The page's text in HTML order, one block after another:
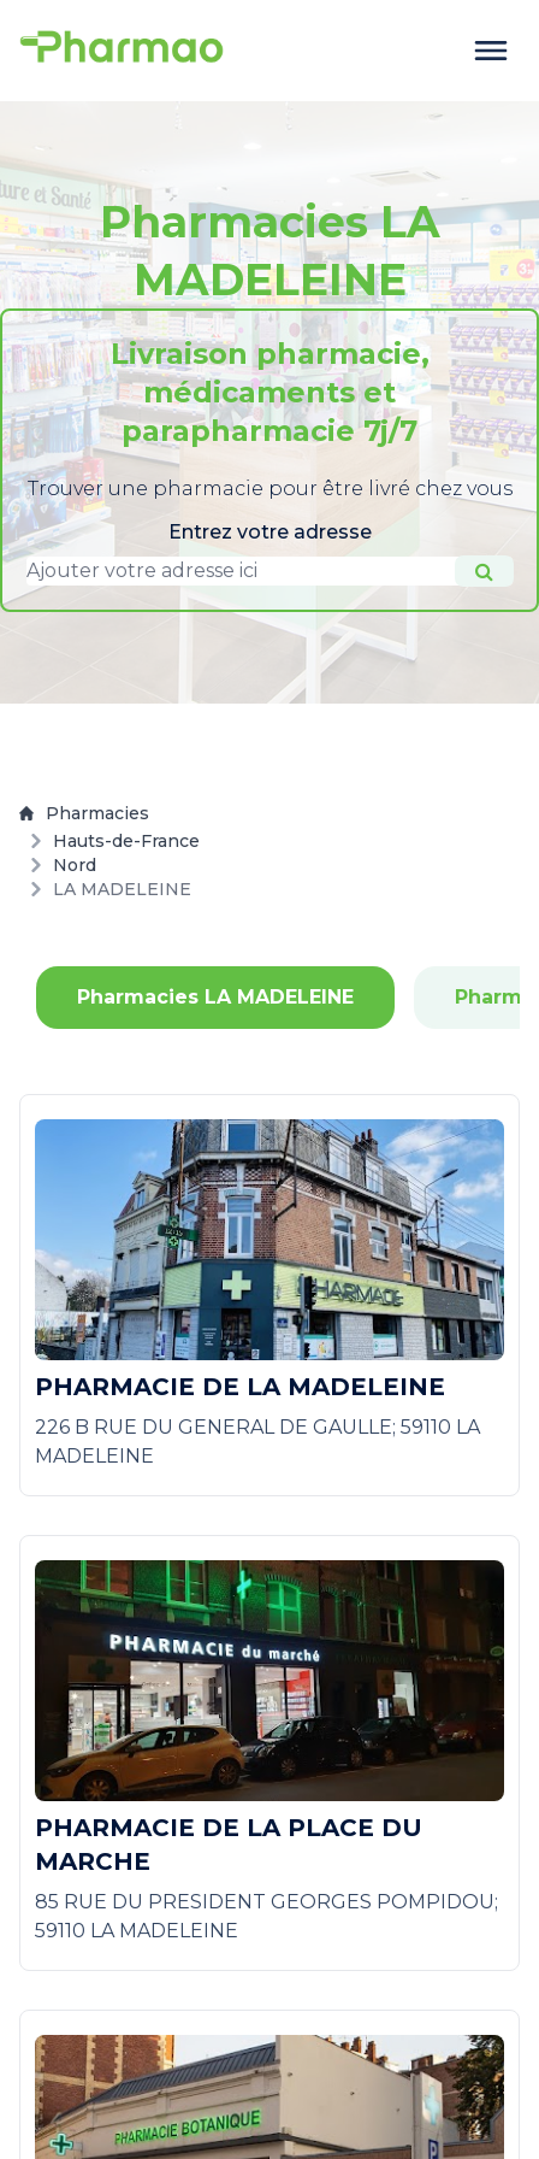
Pharmacies LA
MADELEINE
Livraison pharmacie,
médicaments et
parapharmacie 7j/7
Trouver une pharmacie pour être livré chez vous
Entrez votre adresse
Pharmacies
Hauts-de-France
Nord
LA MADELEINE
Pharmacies LA MADELEINE
PHARMACIE DE LA MADELEINE
226 B RUE DU GENERAL DE GAULLE; 59110 LA
MADELEINE
PHARMACIE DE LA PLACE DU
MARCHE
85 RUE DU PRESIDENT GEORGES POMPIDOU;
59110 LA MADELEINE